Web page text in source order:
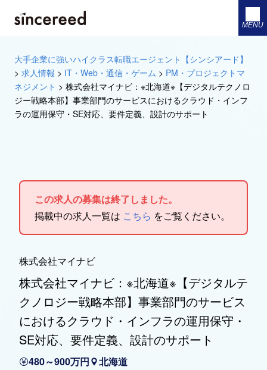
MENU
大手企業に強いハイクラス転職エージェント【シンシアード】
> 求人情報 > IT・Web・通信・ゲーム > PM・プロジェクトマ
ネジメント > 株式会社マイナビ：※北海道※【デジタルテクノロ
ジー戦略本部】事業部門のサービスにおけるクラウド・インフ
ラの運用保守・SE対応、要件定義、設計のサポート
この求人の募集は終了しました。
掲載中の求人一覧は こちら をご覧ください。
株式会社マイナビ
株式会社マイナビ：※北海道※【デジタルテ
クノロジー戦略本部】事業部門のサービス
におけるクラウド・インフラの運用保守・
SE対応、要件定義、設計のサポート
480～900万円 北海道